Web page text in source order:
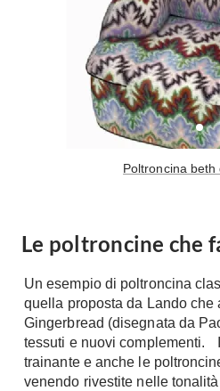
Giardino
Arredo giardino
Tende da sole
Gazebo
Poltroncina beth
Le poltroncine che
Un esempio di poltroncina
quella proposta da Lando
Gingerbread (disegnata da
tessuti e nuovi complementi.
trainante e anche le
venendo rivestite nelle